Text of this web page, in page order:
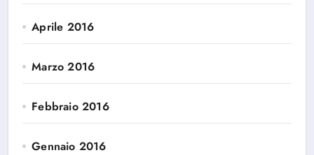
Aprile 2016
Marzo 2016
Febbraio 2016
Gennaio 2016